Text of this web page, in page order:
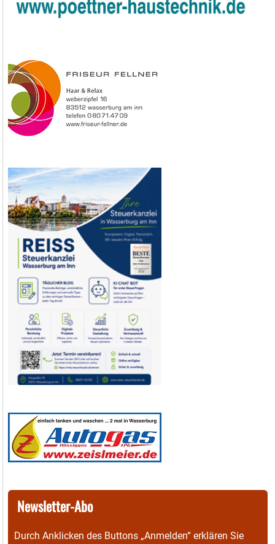
Newsletter-Abo
Durch Anklicken des Buttons „Anmelden“ erklären Sie